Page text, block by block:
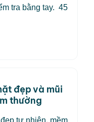
tra bằng tay. 45
đẹp và mũi
thường
tự nhiên, mềm